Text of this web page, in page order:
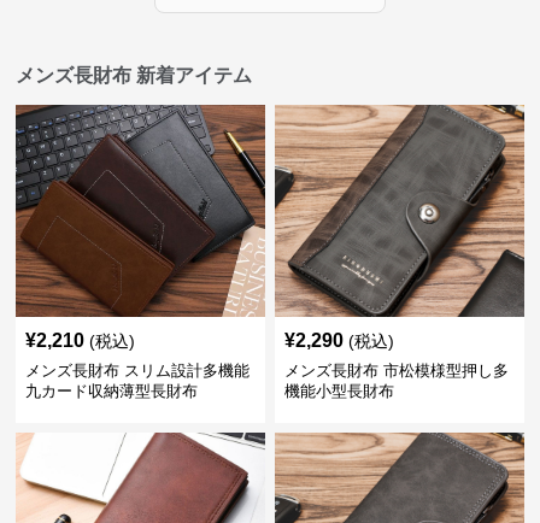
メンズ長財布 新着アイテム
¥2,210 (税込)
メンズ長財布 スリム設計多機能
九カード収納薄型長財布
¥2,290 (税込)
メンズ長財布 市松模様型押し多
機能小型長財布